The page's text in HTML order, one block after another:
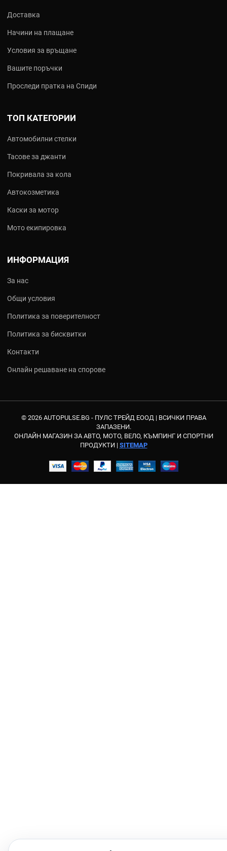
Доставка
Начини на плащане
Условия за връщане
Вашите поръчки
Проследи пратка на Спиди
ТОП КАТЕГОРИИ
Автомобилни стелки
Тасове за джанти
Покривала за кола
Автокозметика
Каски за мотор
Мото екипировка
ИНФОРМАЦИЯ
За нас
Общи условия
Политика за поверителност
Политика за бисквитки
Контакти
Онлайн решаване на спорове
© 2026 AUTOPULSE.BG - ПУЛС ТРЕЙД ЕООД | ВСИЧКИ ПРАВА
ЗАПАЗЕНИ.
ОНЛАЙН МАГАЗИН ЗА АВТО, МОТО, ВЕЛО, КЪМПИНГ И СПОРТНИ
ПРОДУКТИ | SITEMAP